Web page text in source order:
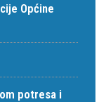
Općine
potresa i